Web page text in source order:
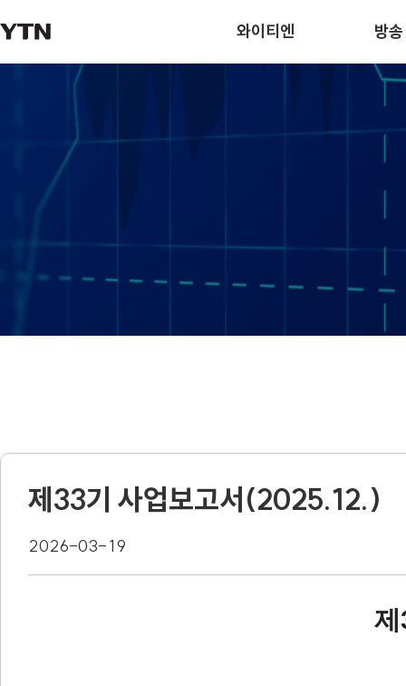
와이티엔 방
제33기 사업보고서(2025.12.)
2026-03-19